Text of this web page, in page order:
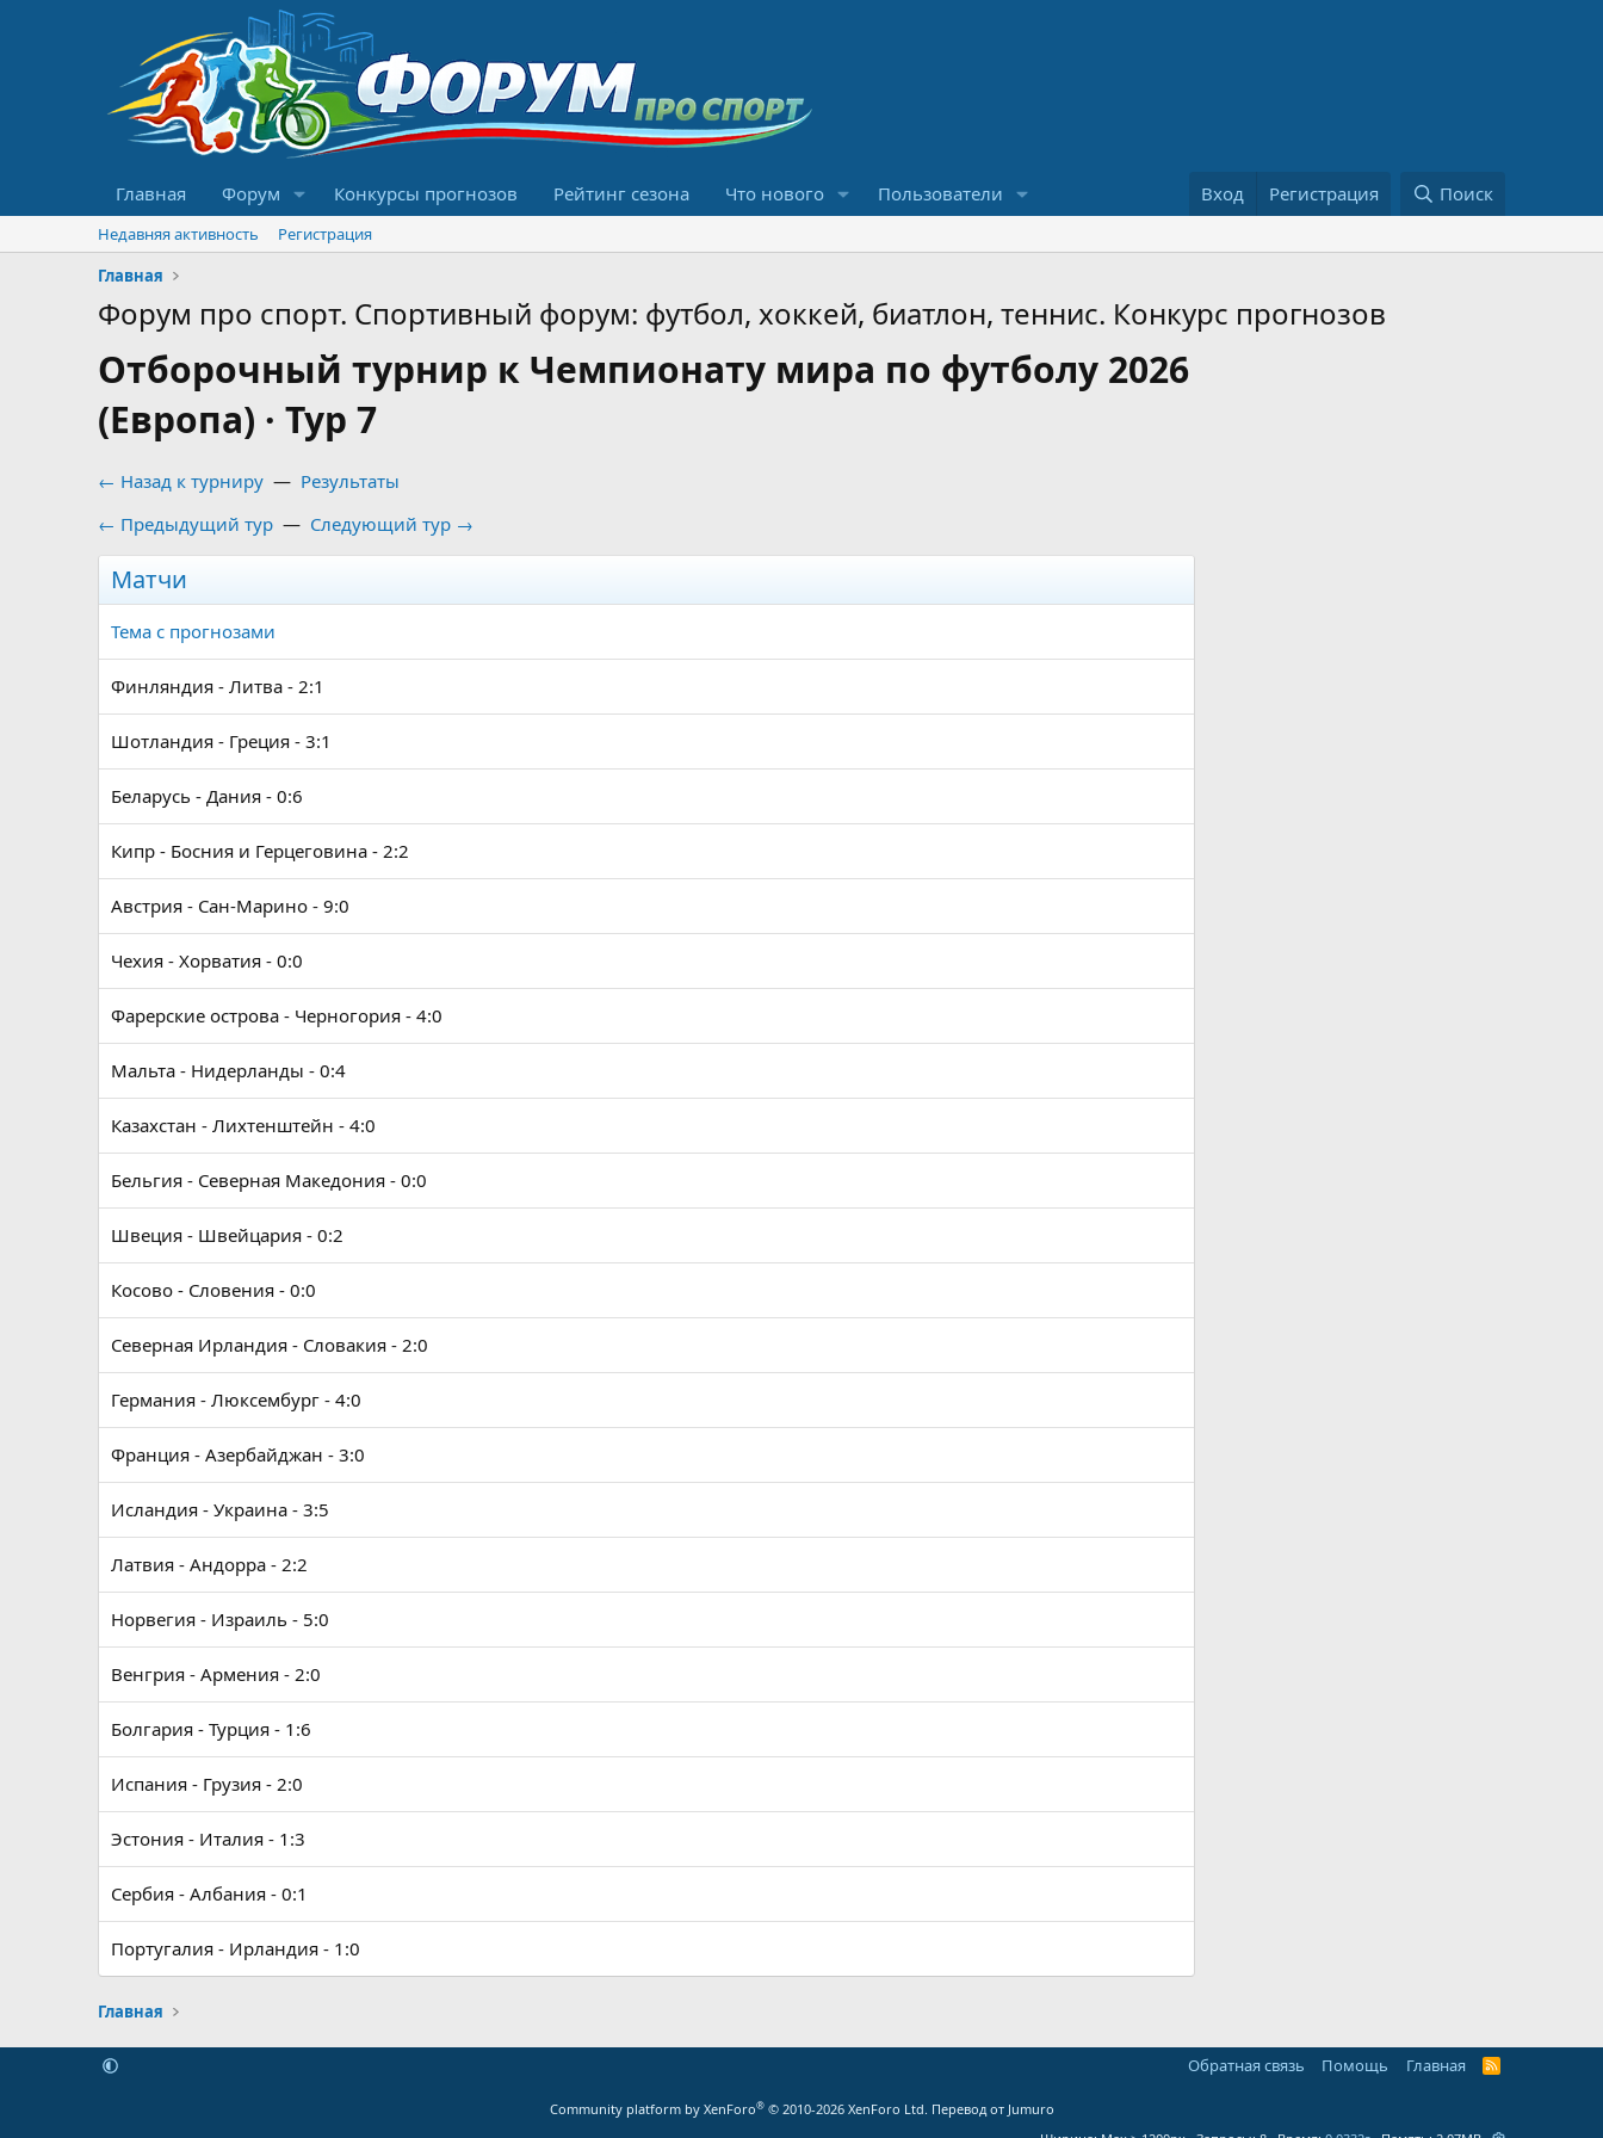
Главная Форум Конкурсы прогнозов Рейтинг сезона Что нового Пользователи Вход Регистрация Поиск
Недавняя активность
Регистрация
Главная
Форум про спорт. Спортивный форум: футбол, хоккей, биатлон, теннис. Конкурс прогнозов
Отборочный турнир к Чемпионату мира по футболу 2026
(Европа) · Тур 7
← Назад к турниру — Результаты
← Предыдущий тур — Следующий тур →
Матчи
Тема с прогнозами
Финляндия - Литва - 2:1
Шотландия - Греция - 3:1
Беларусь - Дания - 0:6
Кипр - Босния и Герцеговина - 2:2
Австрия - Сан-Марино - 9:0
Чехия - Хорватия - 0:0
Фарерские острова - Черногория - 4:0
Мальта - Нидерланды - 0:4
Казахстан - Лихтенштейн - 4:0
Бельгия - Северная Македония - 0:0
Швеция - Швейцария - 0:2
Косово - Словения - 0:0
Северная Ирландия - Словакия - 2:0
Германия - Люксембург - 4:0
Франция - Азербайджан - 3:0
Исландия - Украина - 3:5
Латвия - Андорра - 2:2
Норвегия - Израиль - 5:0
Венгрия - Армения - 2:0
Болгария - Турция - 1:6
Испания - Грузия - 2:0
Эстония - Италия - 1:3
Сербия - Албания - 0:1
Португалия - Ирландия - 1:0
Главная
Обратная связь Помощь Главная
R
Community platform by XenForo® © 2010-2026 XenForo Ltd. Перевод от Jumuro